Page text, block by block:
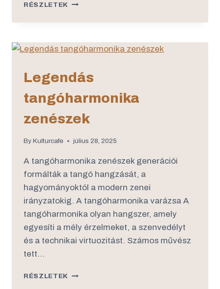
RÉSZLETEK
Legendás
tangóharmonika
zenészek
By Kulturcafe július 28, 2025
A tangóharmonika zenészek generációi
formálták a tangó hangzását, a
hagyományoktól a modern zenei
irányzatokig. A tangóharmonika varázsa A
tangóharmonika olyan hangszer, amely
egyesíti a mély érzelmeket, a szenvedélyt
és a technikai virtuozitást. Számos művész
tett…
RÉSZLETEK